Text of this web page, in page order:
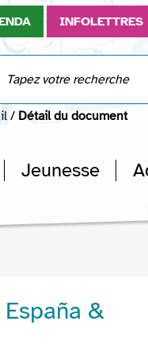
INFOLETTRES
/ Détail du document
Jeunesse
&